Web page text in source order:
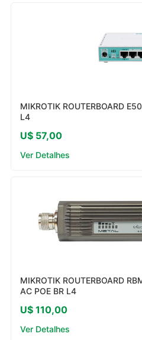
MIKROTIK ROUTERBOARD
L4
U$ 57,00
Ver Detalhes
MIKROTIK ROUTERBOARD
AC POE BR L4
U$ 110,00
Ver Detalhes